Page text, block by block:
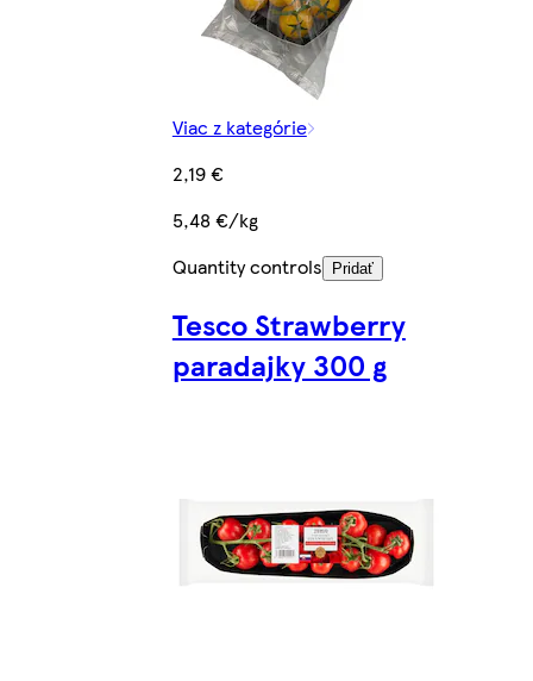
Viac z kategórie
2,19 €
5,48 €/kg
Quantity controls
Pridať
Tesco Strawberry
paradajky 300 g